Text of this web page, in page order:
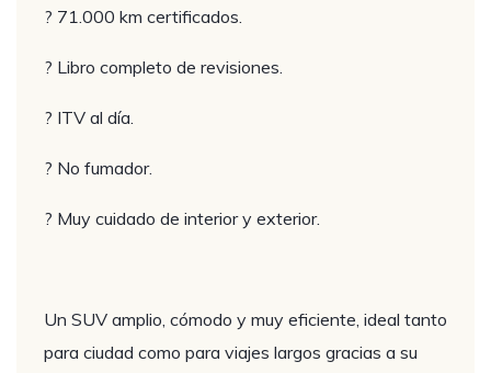
? 71.000 km certificados.
? Libro completo de revisiones.
? ITV al día.
? No fumador.
? Muy cuidado de interior y exterior.
Un SUV amplio, cómodo y muy eficiente, ideal tanto
para ciudad como para viajes largos gracias a su